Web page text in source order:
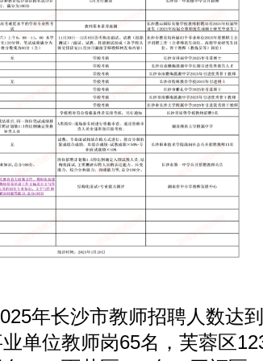
年长沙市教师招聘人数达到
单位教师岗65名，芙蓉区